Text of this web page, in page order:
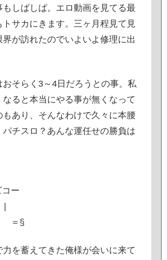
しばしば。エロ動画を見てる最
サカにきます。三ヶ月程見て見
が訪れたのでいよいよ修理に出
そらく3～4日だろうとの事。私
ると本当にやる事が無くなって
あり、そんなわけで久々に本腰
チスロ？あんな運任せの勝負は
ー
§
を蓄えてきた俺様が会いに来て